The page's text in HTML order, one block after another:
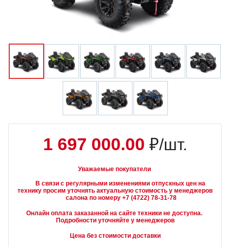
1 697 000.00 ₽/шт.
Уважаемые покупатели
технику просим уточнять актуальную стоимость у менеджеров
Онлайн оплата заказанной на сайте техники не доступна.
Подробности уточняйте у менеджеров
Цена без стоимости доставки